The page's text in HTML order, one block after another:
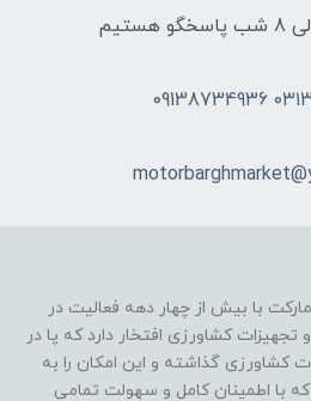
۰۳۱۳۲۳۵۶۲۷۰ ۰۳۱۳۲۳۴۰۳۸۱ 09138734936
با بیش از چهار دهه فعالیت در
کشاورزی افتخار دارد که پا در
گذاشته و این امکان را به
با اطمینان کامل و سهولت تمامی